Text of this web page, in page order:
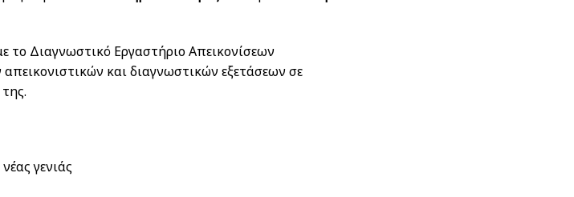
το Διαγνωστικό Εργαστήριο Απεικονίσεων
και διαγνωστικών εξετάσεων σε
γενιάς